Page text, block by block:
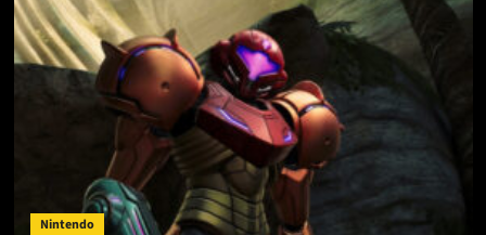
Nintendo